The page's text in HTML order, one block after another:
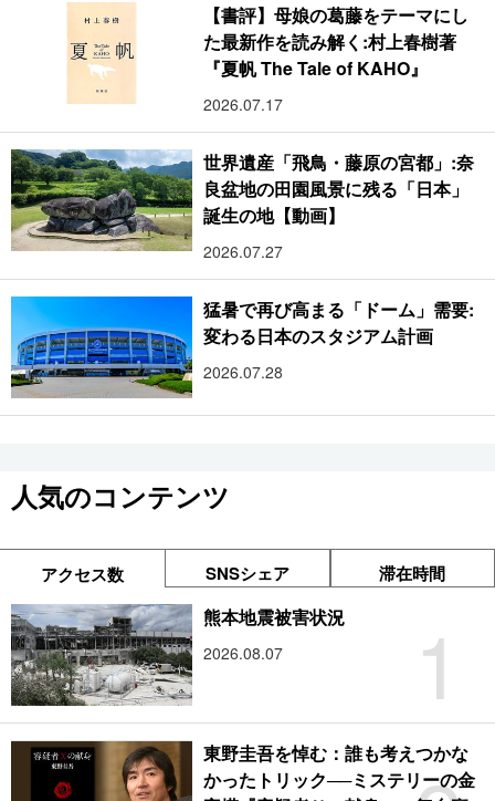
【書評】母娘の葛藤をテーマにし
た最新作を読み解く:村上春樹著
『夏帆 The Tale of KAHO』
2026.07.17
世界遺産「飛鳥・藤原の宮都」:奈
良盆地の田園風景に残る「日本」
誕生の地【動画】
2026.07.27
猛暑で再び高まる「ドーム」需要:
変わる日本のスタジアム計画
2026.07.28
人気のコンテンツ
アクセス数 SNSシェア 滞在時間
1
熊本地震被害状況
2026.08.07
東野圭吾を悼む：誰も考えつかな
かったトリック──ミステリーの金